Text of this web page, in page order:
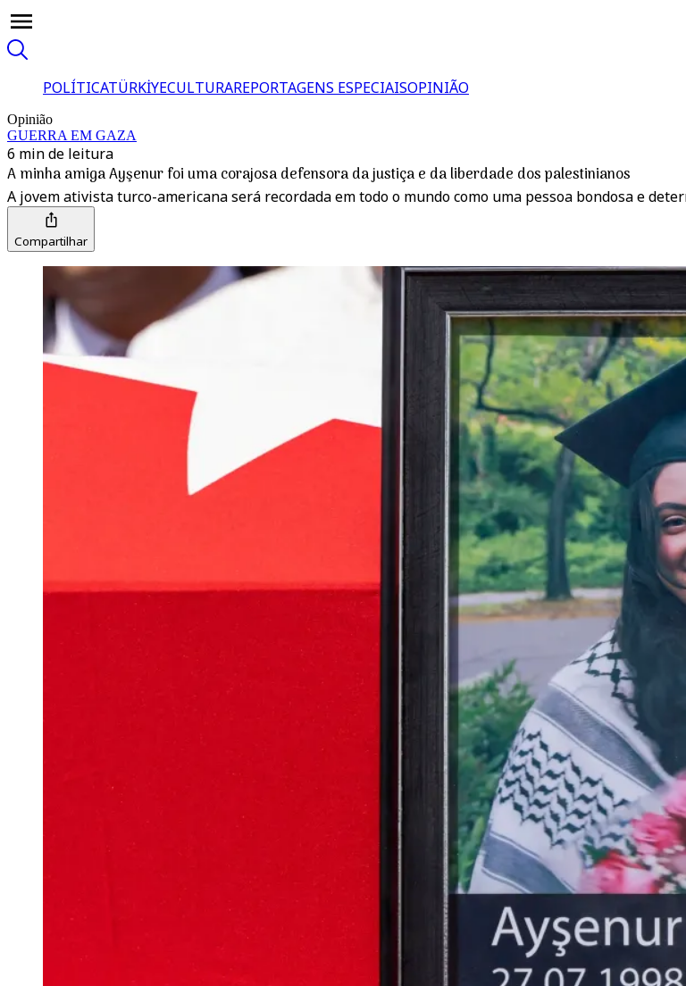
POLÍTICATÜRKİYECULTURAREPORTAGENS ESPECIAISOPINIÃO
Opinião
GUERRA EM GAZA
6 min de leitura
A minha amiga Ayşenur foi uma corajosa defensora da justiça e da liberdade dos palestinianos
A jovem ativista turco-americana será recordada em todo o mundo como uma pessoa bondosa e
Compartilhar